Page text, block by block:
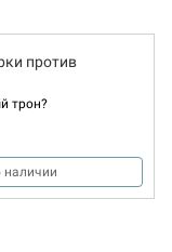
против
трон?
наличии